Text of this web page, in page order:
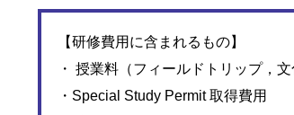
【研修費用に含まれるもの】
・ 授業料（フィールドトリップ，
・Special Study Permit 取得費用